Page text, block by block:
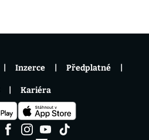
Inzerce Předplatné
Kariéra